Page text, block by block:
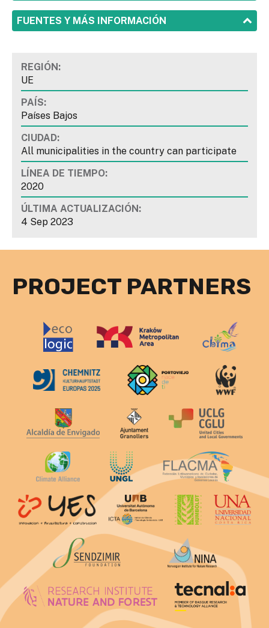
SHOW
FUENTES Y MÁS INFORMACIÓN
REGIÓN:
UE
PAÍS:
Países Bajos
CIUDAD:
All municipalities in the country can participate
LÍNEA DE TIEMPO:
2020
ÚLTIMA ACTUALIZACIÓN:
4 Sep 2023
PROJECT PARTNERS